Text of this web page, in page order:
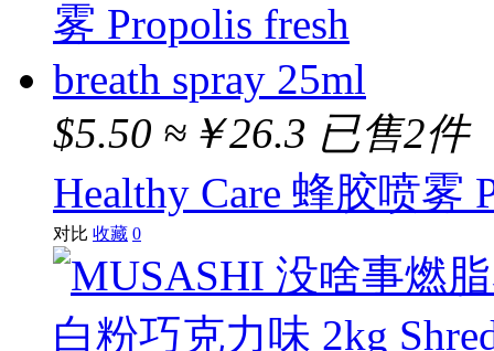
$5.50 ≈￥26.3 已售2件
Healthy Care 蜂胶喷雾
对比 收藏 0